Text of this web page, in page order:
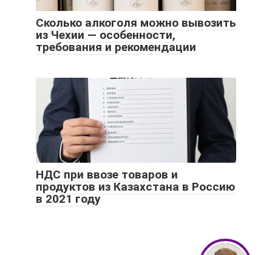
Сколько алкоголя можно вывозить
из Чехии — особенности,
требования и рекомендации
НДС при ввозе товаров и
продуктов из Казахстана в Россию
в 2021 году